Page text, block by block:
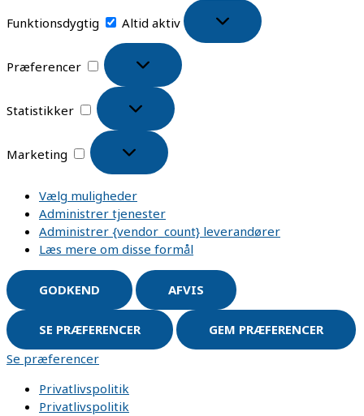
Funktionsdygtig
Altid aktiv
Præferencer
Statistikker
Marketing
Vælg muligheder
Administrer tjenester
Administrer {vendor_count} leverandører
Læs mere om disse formål
GODKEND AFVIS
SE PRÆFERENCER
GEM PRÆFERENCER
Se præferencer
Privatlivspolitik
Privatlivspolitik